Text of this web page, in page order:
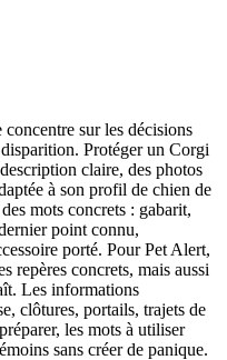
sur les décisions
Protéger un Corgi
claire, des photos
à son profil de chien de
mots concrets : gabarit,
point connu,
porté. Pour Pet Alert,
repères concrets, mais aussi
Les informations
clôtures, portails, trajets de
les mots à utiliser
sans créer de panique.